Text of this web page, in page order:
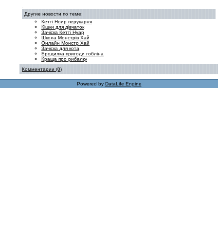
.
Другие новости по теме:
Кетті Ноир перукарня
Кішки для дівчаток
Зачіска Кетті Нуар
Школа Монстрів Хай
Онлайн Монстр Хай
Зачіска для кота
Бродилка пригоди гобліна
Краща про рибалку
Комментарии (0)
Powered by DataLife Engine